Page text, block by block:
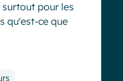
pour les
qu'est-ce que